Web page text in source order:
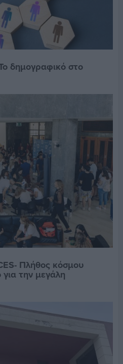
δημογραφικό στο
Πλήθος κόσμου
την μεγάλη